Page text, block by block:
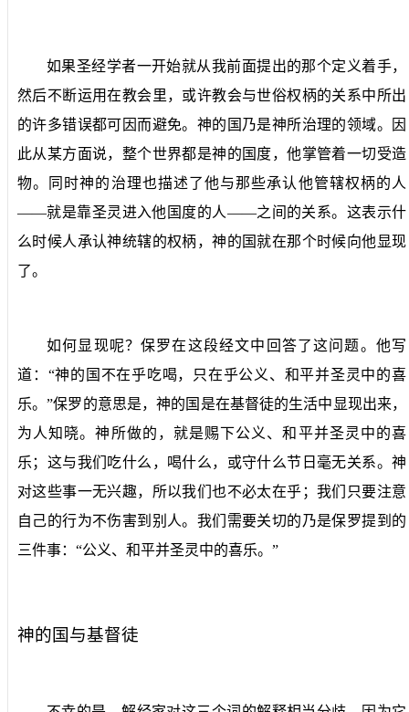
如果圣经学者一开始就从我前面提出的那个定义着手，
然后不断运用在教会里，或许教会与世俗权柄的关系中所出
的许多错误都可因而避免。神的国乃是神所治理的领域。因
此从某方面说，整个世界都是神的国度，他掌管着一切受造
物。同时神的治理也描述了他与那些承认他管辖权柄的人
——就是靠圣灵进入他国度的人——之间的关系。这表示什
么时候人承认神统辖的权柄，神的国就在那个时候向他显现
了。
如何显现呢？保罗在这段经文中回答了这问题。他写
道：“神的国不在乎吃喝，只在乎公义、和平并圣灵中的喜
乐。”保罗的意思是，神的国是在基督徒的生活中显现出来，
为人知晓。神所做的，就是赐下公义、和平并圣灵中的喜
乐；这与我们吃什么，喝什么，或守什么节日毫无关系。神
对这些事一无兴趣，所以我们也不必太在乎；我们只要注意
自己的行为不伤害到别人。我们需要关切的乃是保罗提到的
三件事：“公义、和平并圣灵中的喜乐。”
神的国与基督徒